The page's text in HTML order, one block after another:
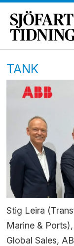
TANK
Stig Leira
Marine &
Global Sales,